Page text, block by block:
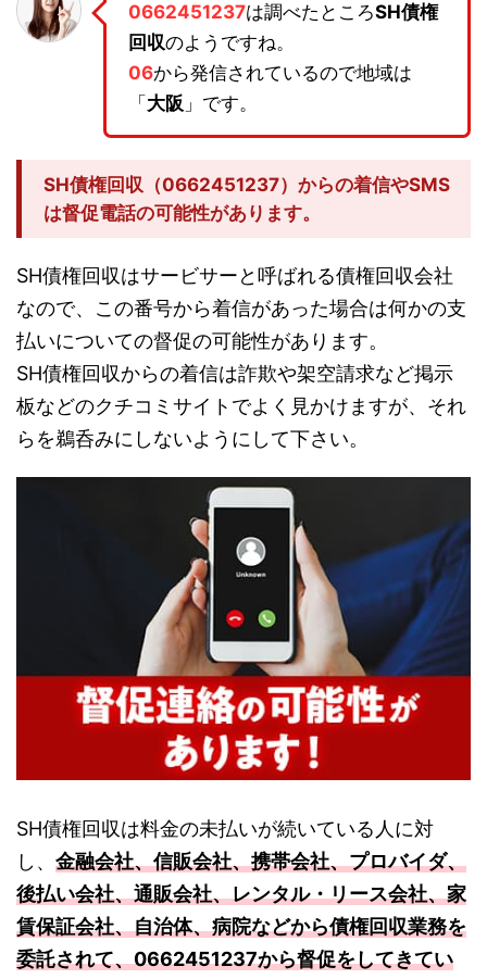
0662451237は調べたところSH債権
回収のようですね。
06から発信されているので地域は
「 大阪 」です。
SH債権回収（0662451237）からの着信やSMS
は督促電話の可能性があります。
SH債権回収はサービサーと呼ばれる債権回収会社
なので、この番号から着信があった場合は何かの支
払いについての督促の可能性があります。
SH債権回収からの着信は詐欺や架空請求など掲示
板などのクチコミサイトでよく見かけますが、それ
らを鵜呑みにしないようにして下さい。
SH債権回収は料金の未払いが続いている人に対
し、 金融会社、信販会社、携帯会社、プロバイダ、
後払い会社、通販会社、レンタル・リース会社、家
賃保証会社、自治体、病院などから債権回収業務を
委託されて、0662451237から督促をしてきてい